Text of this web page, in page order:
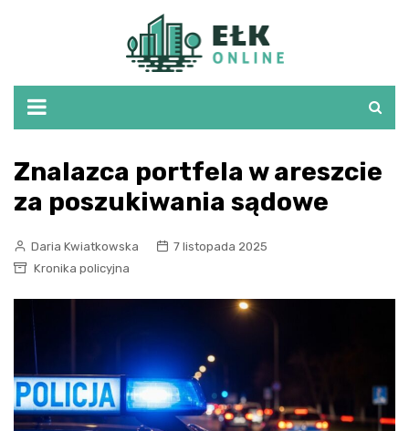
Znalazca portfela w areszcie
za poszukiwania sądowe
Daria Kwiatkowska
7 listopada 2025
Kronika policyjna